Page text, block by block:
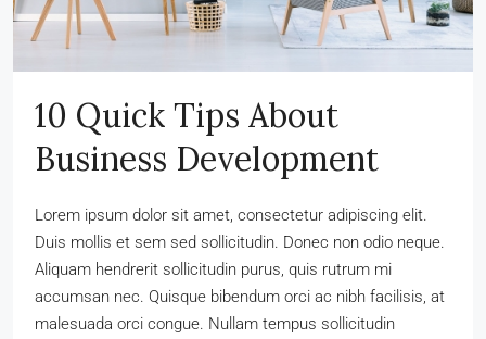
10 Quick Tips About
Business Development
Lorem ipsum dolor sit amet, consectetur adipiscing elit.
Duis mollis et sem sed sollicitudin. Donec non odio neque.
Aliquam hendrerit sollicitudin purus, quis rutrum mi
accumsan nec. Quisque bibendum orci ac nibh facilisis, at
malesuada orci congue. Nullam tempus sollicitudin